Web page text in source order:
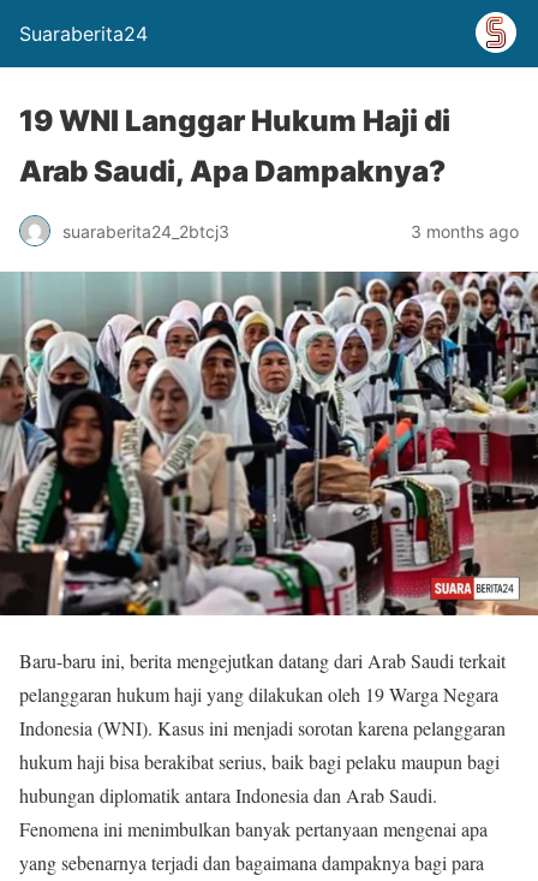
Suaraberita24
19 WNI Langgar Hukum Haji di
Arab Saudi, Apa Dampaknya?
suaraberita24_2btcj3 3 months ago
Baru-baru ini, berita mengejutkan datang dari Arab Saudi terkait
pelanggaran hukum haji yang dilakukan oleh 19 Warga Negara
Indonesia (WNI). Kasus ini menjadi sorotan karena pelanggaran
hukum haji bisa berakibat serius, baik bagi pelaku maupun bagi
hubungan diplomatik antara Indonesia dan Arab Saudi.
Fenomena ini menimbulkan banyak pertanyaan mengenai apa
yang sebenarnya terjadi dan bagaimana dampaknya bagi para